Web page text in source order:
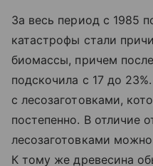
За весь период с 1985
катастрофы стали
биомассы, причем
подскочила с 17 до
с лесозаготовками,
постепенно. В отличие
лесозаготовками можно
К тому же древесина